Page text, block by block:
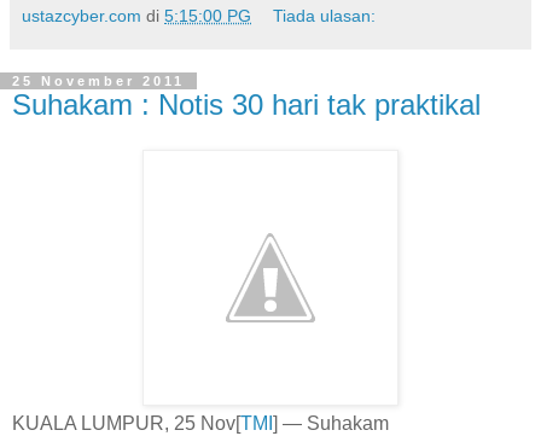
ustazcyber.com di 5:15:00 PG Tiada ulasan:
25 November 2011
Suhakam : Notis 30 hari tak praktikal
KUALA LUMPUR, 25 Nov[TMI ] — Suhakam